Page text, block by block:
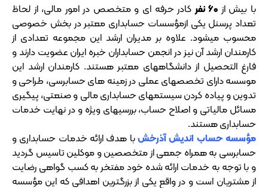
با بیش از ۶۰ نفر کادر حرفه ای و متخصص در امور مالی، از لحاظ
تعداد پرسنل یکی ازمؤسسات حسابداری معتبر در بخش خصوصی
محسوب میشود. علاوه بر مدیران ارشد این مجموعه تعدادی از
کارمندان ارشد آن نیز در انجمن حسابداران خبره ایران عضویت دارند و
فارغ التحصیل از دانشگاههای معتبر هستند. کارمندان ارشد این
موسسه دارای تخصصهای عملی در زمینه های حسابرسی، طراحی و
تدوین و پیاده کردن سیستمهای حسابداری مالی و صنعتی، پیگیری
مسائل مالیاتی و اصلاح حساب، بررسیهای ویژه و در نهایت خدمات
حسابداری هستند.
مؤسسه حساب اندیش آذرخشبا هدف ارائه خدمات حسابداری و
حسابرسی به همراه جمعی از متخصصین و موکلین تاسیس گردید
و با توجه به خدمات ارائه شده خود مفتخر به کسب گواهی رضایت
از مشتریان است و در واقع یکی از بزرگترین اهدافی که این مؤسسه